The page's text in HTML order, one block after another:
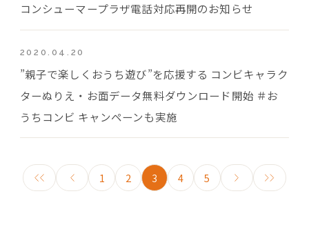
コンシューマープラザ電話対応再開のお知らせ
2020.04.20
”親子で楽しくおうち遊び”を応援する コンビキャラク
ターぬりえ・お面データ無料ダウンロード開始 ＃お
うちコンビ キャンペーンも実施
1 2 3 4 5